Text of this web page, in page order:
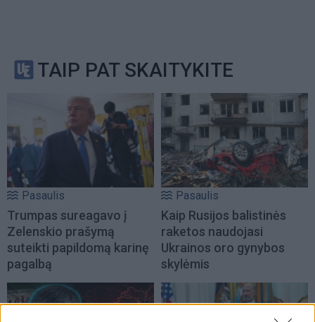
TAIP PAT SKAITYKITE
Pasaulis
Trumpas sureagavo į
Zelenskio prašymą
suteikti papildomą karinę
pagalbą
Pasaulis
Kaip Rusijos balistinės
raketos naudojasi
Ukrainos oro gynybos
skylėmis